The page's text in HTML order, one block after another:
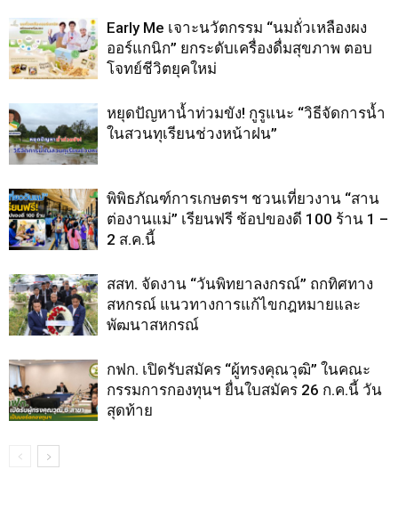
Early Me เจาะนวัตกรรม “นมถั่วเหลืองผง
ออร์แกนิก” ยกระดับเครื่องดื่มสุขภาพ ตอบ
โจทย์ชีวิตยุคใหม่
หยุดปัญหาน้ำท่วมขัง! กูรูแนะ “วิธีจัดการน้ำ
ในสวนทุเรียนช่วงหน้าฝน”
พิพิธภัณฑ์การเกษตรฯ ชวนเที่ยวงาน “สาน
ต่องานแม่” เรียนฟรี ช้อปของดี 100 ร้าน 1 –
2 ส.ค.นี้
สสท. จัดงาน “วันพิทยาลงกรณ์” ถกทิศทาง
สหกรณ์ แนวทางการแก้ไขกฎหมายและ
พัฒนาสหกรณ์
กฟก. เปิดรับสมัคร “ผู้ทรงคุณวุฒิ” ในคณะ
กรรมการกองทุนฯ ยื่นใบสมัคร 26 ก.ค.นี้ วัน
สุดท้าย